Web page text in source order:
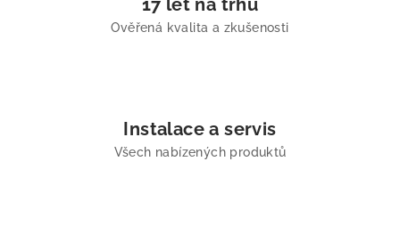
Ověřená kvalita a zkušenosti
Instalace a servis
Všech nabízených produktů